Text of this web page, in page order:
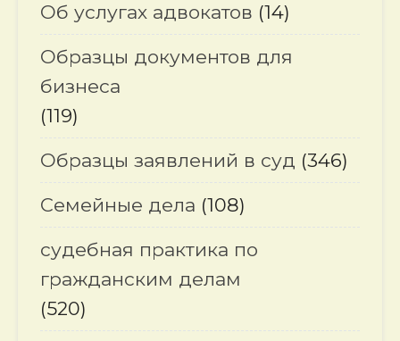
Об услугах адвокатов (14)
Образцы документов для
бизнеса
(119)
Образцы заявлений в суд (346)
Семейные дела (108)
судебная практика по
гражданским делам
(520)